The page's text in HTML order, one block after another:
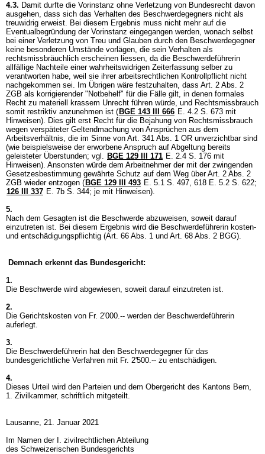
4.3. Damit durfte die Vorinstanz ohne Verletzung von Bundesrecht davon
ausgehen, dass sich das Verhalten des Beschwerdegegners nicht als
treuwidrig erweist. Bei diesem Ergebnis muss nicht mehr auf die
Eventualbegründung der Vorinstanz eingegangen werden, wonach selbst
bei einer Verletzung von Treu und Glauben durch den Beschwerdegegner
keine besonderen Umstände vorlägen, die sein Verhalten als
rechtsmissbräuchlich erscheinen liessen, da die Beschwerdeführerin
allfällige Nachteile einer wahrheitswidrigen Zeiterfassung selber zu
verantworten habe, weil sie ihrer arbeitsrechtlichen Kontrollpflicht nicht
nachgekommen sei. Im Übrigen wäre festzuhalten, dass Art. 2 Abs. 2
ZGB als korrigierender "Notbehelf" für die Fälle gilt, in denen formales
Recht zu materiell krassem Unrecht führen würde, und Rechtsmissbrauch
somit restriktiv anzunehmen ist ( BGE 143 III 666 E. 4.2 S. 673 mit
Hinweisen). Dies gilt erst Recht für die Bejahung von Rechtsmissbrauch
wegen verspäteter Geltendmachung von Ansprüchen aus dem
Arbeitsverhältnis, die im Sinne von Art. 341 Abs. 1 OR unverzichtbar sind
(wie beispielsweise der erworbene Anspruch auf Abgeltung bereits
geleisteter Überstunden; vgl. BGE 129 III 171 E. 2.4 S. 176 mit
Hinweisen). Ansonsten würde dem Arbeitnehmer der mit der zwingenden
Gesetzesbestimmung gewährte Schutz auf dem Weg überArt. 2 Abs. 2
ZGB wieder entzogen ( BGE 129 III 493 E. 5.1 S. 497, 618 E. 5.2 S. 622;
126 III 337 E. 7b S. 344; je mit Hinweisen).
5.
Nach dem Gesagten ist die Beschwerde abzuweisen, soweit darauf
einzutreten ist. Bei diesem Ergebnis wird die Beschwerdeführerin kosten-
und entschädigungspflichtig (Art. 66 Abs. 1 und Art. 68 Abs. 2 BGG).
Demnach erkennt das Bundesgericht:
1.
Die Beschwerde wird abgewiesen, soweit darauf einzutreten ist.
2.
Die Gerichtskosten von Fr. 2'000.-- werden der Beschwerdeführerin
auferlegt.
3.
Die Beschwerdeführerin hat den Beschwerdegegner für das
bundesgerichtliche Verfahren mit Fr. 2'500.-- zu entschädigen.
4.
Dieses Urteil wird den Parteien und dem Obergericht des Kantons Bern,
1. Zivilkammer, schriftlich mitgeteilt.
Lausanne, 21. Januar 2021
Im Namen der I. zivilrechtlichen Abteilung
des Schweizerischen Bundesgerichts